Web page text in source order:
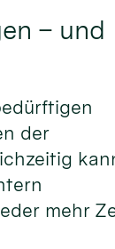
– und
der
mehr